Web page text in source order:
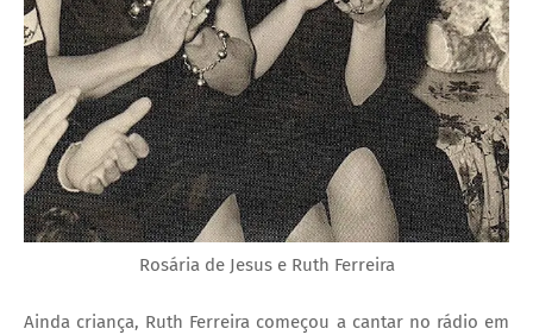
Rosária de Jesus e Ruth Ferreira
Ainda criança, Ruth Ferreira começou a cantar no rádio em